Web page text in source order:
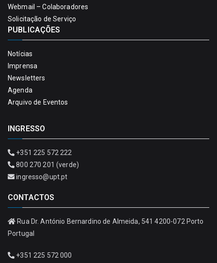
Webmail – Colaboradores
Solicitação de Serviço
PUBLICAÇÕES
Notícias
Imprensa
Newsletters
Agenda
Arquivo de Eventos
INGRESSO
+351 225 572 222
800 270 201 (verde)
ingresso@upt.pt
CONTACTOS
Rua Dr. António Bernardino de Almeida, 541 4200-072 Porto
Portugal
+351 225 572 000